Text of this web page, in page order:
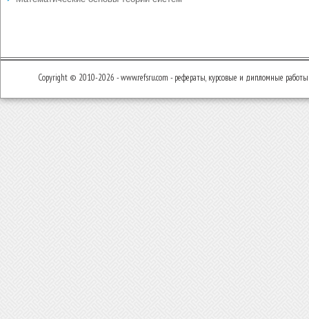
Copyright © 2010-2026 - www.refsru.com - рефераты, курсовые и дипломные работы